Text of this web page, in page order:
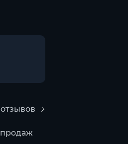
отзывов
продаж